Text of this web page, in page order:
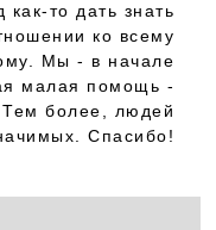
как-то дать знать
ко всему
Мы - в начале
малая помощь -
Тем более, людей
Спасибо!